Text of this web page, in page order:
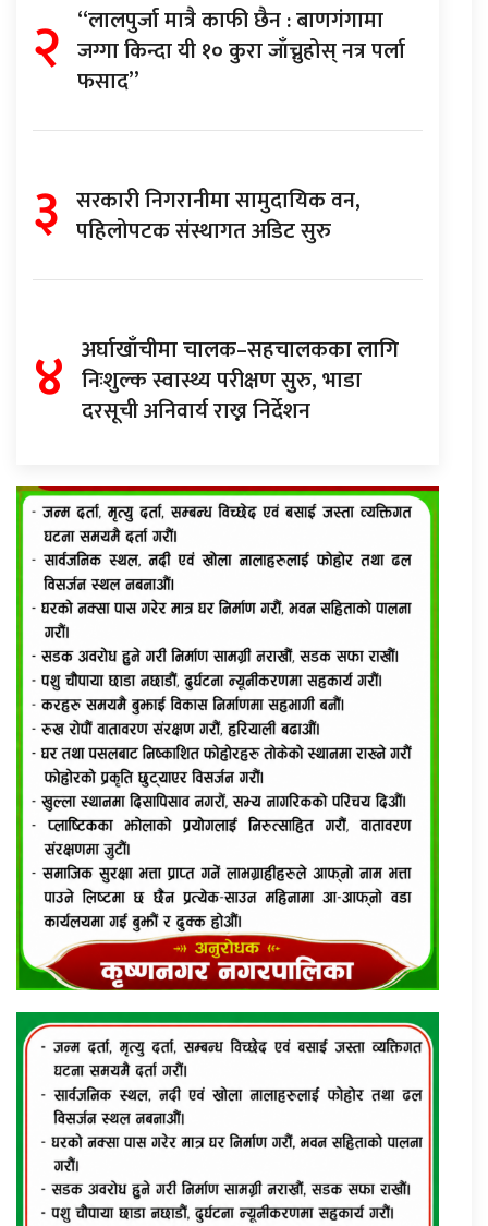
२ “लालपुर्जा मात्रै काफी छैन : बाणगंगामा
जग्गा किन्दा यी १० कुरा जाँच्नुहोस् नत्र पर्ला
फसाद”
३ सरकारी निगरानीमा सामुदायिक वन,
पहिलोपटक संस्थागत अडिट सुरु
४ अर्घाखाँचीमा चालक–सहचालकका लागि
निःशुल्क स्वास्थ्य परीक्षण सुरु, भाडा
दरसूची अनिवार्य राख्न निर्देशन